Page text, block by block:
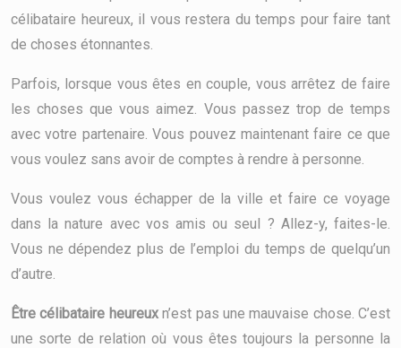
célibataire heureux, il vous restera du temps pour faire tant
de choses étonnantes.
Parfois, lorsque vous êtes en couple, vous arrêtez de faire
les choses que vous aimez. Vous passez trop de temps
avec votre partenaire. Vous pouvez maintenant faire ce que
vous voulez sans avoir de comptes à rendre à personne.
Vous voulez vous échapper de la ville et faire ce voyage
dans la nature avec vos amis ou seul ? Allez-y, faites-le.
Vous ne dépendez plus de l’emploi du temps de quelqu’un
d’autre.
Être célibataire heureuxn’est pas une mauvaise chose. C’est
une sorte de relation où vous êtes toujours la personne la